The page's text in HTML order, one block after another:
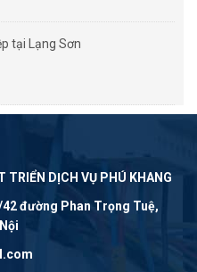
tại Lạng Sơn
TRIỂN DỊCH VỤ PHÚ KHANG
đường Phan Trọng Tuệ,